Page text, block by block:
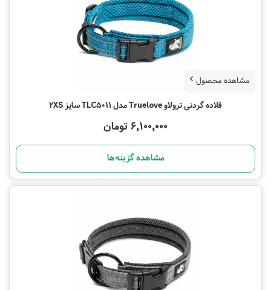
مشاهده محصول
قلاده گردنی ترولاو Truelove مدل TLC5011 سایز 2XS
6,100,000 تومان
مشاهده گزینه‌ها